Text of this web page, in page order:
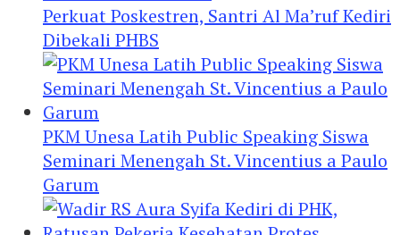
Perkuat Poskestren, Santri Al Ma’ruf Kediri
Dibekali PHBS
PKM Unesa Latih Public Speaking Siswa
Seminari Menengah St. Vincentius a Paulo
Garum